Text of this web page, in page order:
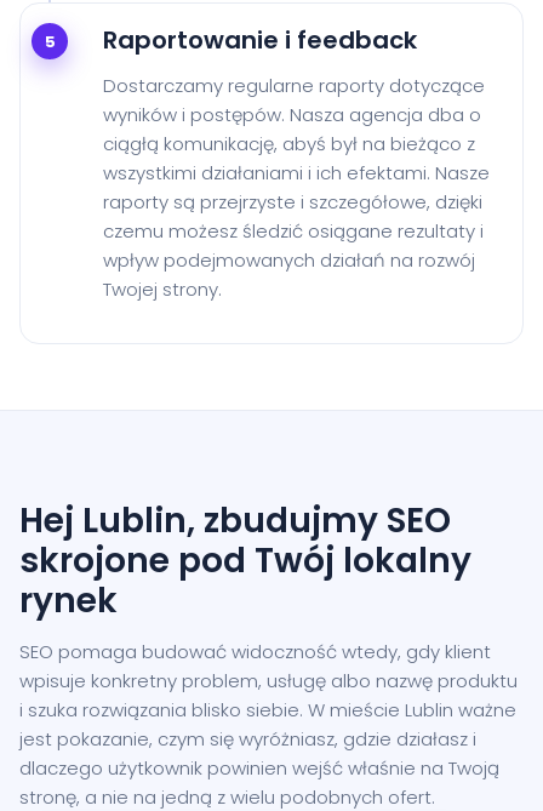
5 Raportowanie i feedback
Dostarczamy regularne raporty dotyczące
wyników i postępów. Nasza agencja dba o
ciągłą komunikację, abyś był na bieżąco z
wszystkimi działaniami i ich efektami. Nasze
raporty są przejrzyste i szczegółowe, dzięki
czemu możesz śledzić osiągane rezultaty i
wpływ podejmowanych działań na rozwój
Twojej strony.
Hej Lublin, zbudujmy SEO
skrojone pod Twój lokalny
rynek
SEO pomaga budować widoczność wtedy, gdy klient
wpisuje konkretny problem, usługę albo nazwę produktu
i szuka rozwiązania blisko siebie. W mieście Lublin ważne
jest pokazanie, czym się wyróżniasz, gdzie działasz i
dlaczego użytkownik powinien wejść właśnie na Twoją
stronę, a nie na jedną z wielu podobnych ofert.